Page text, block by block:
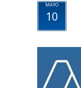
MAYO
10